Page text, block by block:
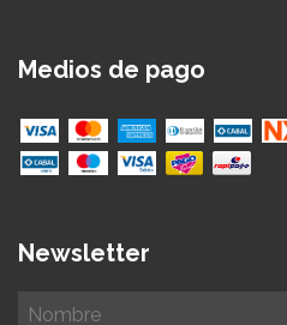
Medios de pago
Newsletter